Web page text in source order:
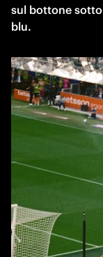
sul bottone
blu.